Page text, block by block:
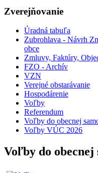
Zverejňovanie
Úradná tabuľa
Zubrohlava - Návrh
obce
Zmluvy, Faktúry,
FZO - Archív
VZN
Verejné obstarávanie
Hospodárenie
Voľby
Referendum
Voľby do obecnej
Voľby VÚC 2026
Voľby do obecnej